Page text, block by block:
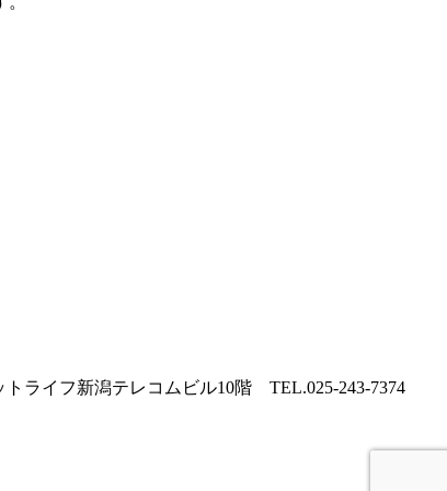
トライフ新潟テレコムビル10階 TEL.025-243-7374